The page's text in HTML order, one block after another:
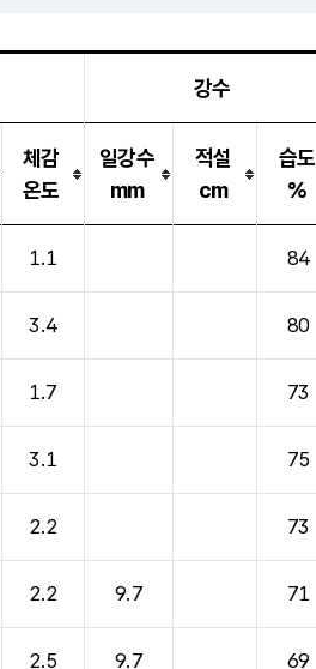
강수
체감
온도
일강수
mm
적설
cm
습도
%
1.1 84
3.4 80
1.7 73
3.1 75
2.2 73
2.2 9.7 71
2.5 9.7 69